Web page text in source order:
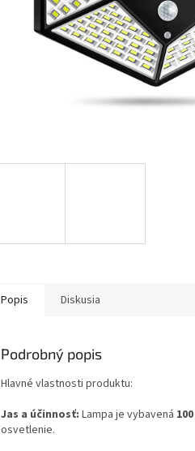
Popis Diskusia
Podrobný popis
Hlavné vlastnosti produktu:
Jas a účinnosť: Lampa je vybavená 100
osvetlenie.